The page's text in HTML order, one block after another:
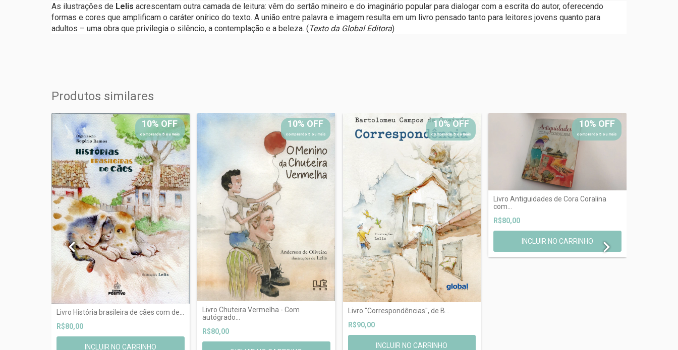
As ilustrações de Lelis acrescentam outra camada de leitura: vêm do sertão mineiro e do imaginário popular para dialogar com a escrita do autor, oferecendo
formas e cores que amplificam o caráter onírico do texto. A união entre palavra e imagem resulta em um livro pensado tanto para leitores jovens quanto para
adultos – uma obra que privilegia o silêncio, a contemplação e a beleza. (Texto da Global Editora)
Produtos similares
10% OFF
comprando 5 ou mais
Livro História brasileira de cães com de...
R$80,00
10% OFF
comprando 5 ou mais
Livro Chuteira Vermelha - Com
autógrado...
R$80,00
10% OFF
comprando 5 ou mais
Livro "Correspondências", de B...
R$90,00
10% OFF
comprando 5 ou mais
Livro Antiguidades de Cora Coralina
com...
R$80,00